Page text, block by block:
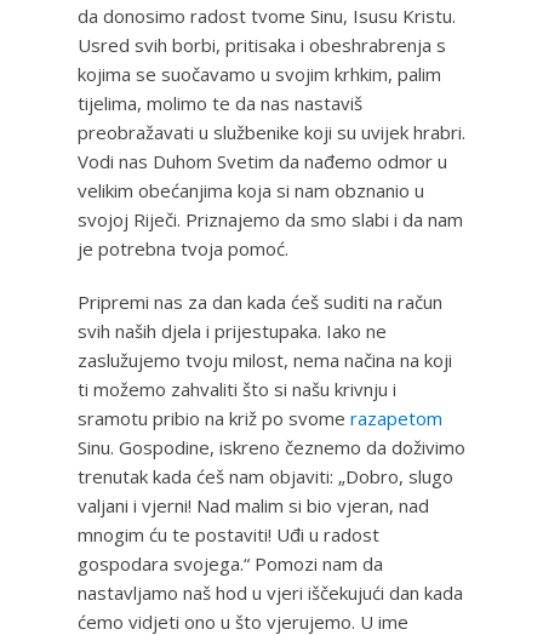
da donosimo radost tvome Sinu, Isusu Kristu.
Usred svih borbi, pritisaka i obeshrabrenja s
kojima se suočavamo u svojim krhkim, palim
tijelima, molimo te da nas nastaviš
preobražavati u službenike koji su uvijek hrabri.
Vodi nas Duhom Svetim da nađemo odmor u
velikim obećanjima koja si nam obznanio u
svojoj Riječi. Priznajemo da smo slabi i da nam
je potrebna tvoja pomoć.
Pripremi nas za dan kada ćeš suditi na račun
svih naših djela i prijestupaka. Iako ne
zaslužujemo tvoju milost, nema načina na koji
ti možemo zahvaliti što si našu krivnju i
sramotu pribio na križ po svome razapetom
Sinu. Gospodine, iskreno čeznemo da doživimo
trenutak kada ćeš nam objaviti: „Dobro, slugo
valjani i vjerni! Nad malim si bio vjeran, nad
mnogim ću te postaviti! Uđi u radost
gospodara svojega.“ Pomozi nam da
nastavljamo naš hod u vjeri iščekujući dan kada
ćemo vidjeti ono u što vjerujemo. U ime